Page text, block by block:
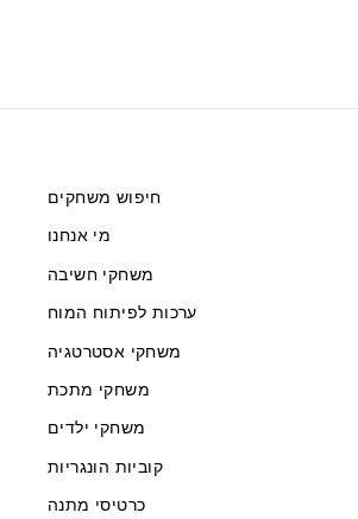
חיפוש משחקים
מי אנחנו
משחקי חשיבה
ערכות לפיתוח המוח
משחקי אסטרטגיה
משחקי מתכת
משחקי ילדים
קוביות הונגריות
כרטיסי מתנה